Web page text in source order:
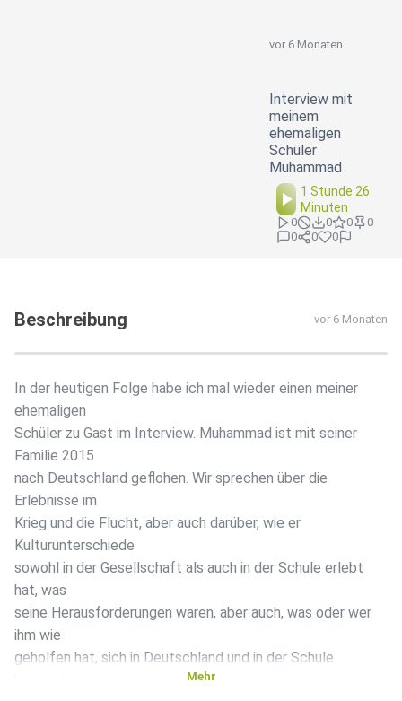
vor 6 Monaten
Interview mit
meinem
ehemaligen
Schüler
Muhammad
1 Stunde 26
Minuten
0 0 0
0
0
0 0
Beschreibung vor 6 Monaten
In der heutigen Folge habe ich mal wieder einen meiner
ehemaligen
Schüler zu Gast im Interview. Muhammad ist mit seiner
Familie 2015
nach Deutschland geflohen. Wir sprechen über die
Erlebnisse im
Krieg und die Flucht, aber auch darüber, wie er
Kulturunterschiede
sowohl in der Gesellschaft als auch in der Schule erlebt
hat, was
seine Herausforderungen waren, aber auch, was oder wer
ihm wie
geholfen hat, sich in Deutschland und in der Schule
Mehr